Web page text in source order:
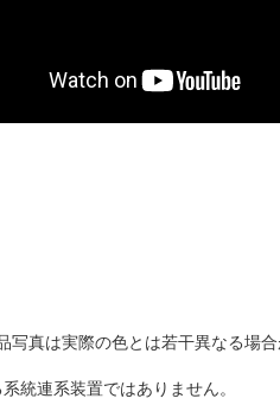
真は実際の色とは若干異なる場合
統連系装置ではありません。